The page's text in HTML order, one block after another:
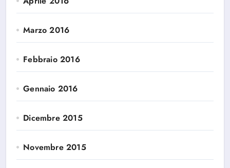
Marzo 2016
Febbraio 2016
Gennaio 2016
Dicembre 2015
Novembre 2015